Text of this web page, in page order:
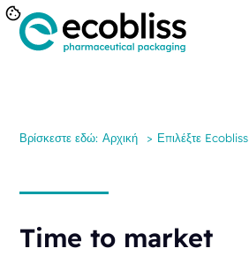
Βρίσκεστε εδώ: Αρχική > Επιλέξτε Ecobliss
Time to market